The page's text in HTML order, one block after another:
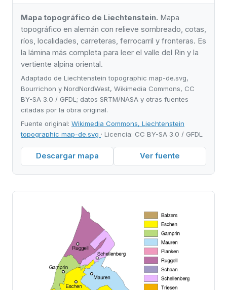
Mapa topográfico de Liechtenstein. Mapa
topográfico en alemán con relieve sombreado, cotas,
ríos, localidades, carreteras, ferrocarril y fronteras. Es
la lámina más completa para leer el valle del Rin y la
vertiente alpina oriental.
Adaptado de Liechtenstein topographic map-de.svg,
Bourrichon y NordNordWest, Wikimedia Commons, CC
BY-SA 3.0 / GFDL; datos SRTM/NASA y otras fuentes
citadas por la obra original.
Fuente original: Wikimedia Commons, Liechtenstein
topographic map-de.svg · Licencia: CC BY-SA 3.0 / GFDL
Descargar mapa Ver fuente